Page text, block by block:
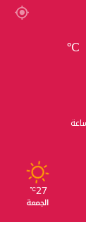
℃
27
℃
الجمعة